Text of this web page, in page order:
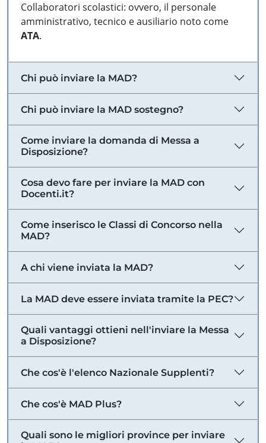
Collaboratori scolastici: ovvero, il personale
amministrativo, tecnico e ausiliario noto come
ATA.
Chi può inviare la MAD?
Chi può inviare la MAD sostegno?
Come inviare la domanda di Messa a
Disposizione?
Cosa devo fare per inviare la MAD con
Docenti.it?
Come inserisco le Classi di Concorso nella
MAD?
A chi viene inviata la MAD?
La MAD deve essere inviata tramite la PEC?
Quali vantaggi ottieni nell'inviare la Messa
a Disposizione?
Che cos'è l'elenco Nazionale Supplenti?
Che cos'è MAD Plus?
Quali sono le migliori province per inviare